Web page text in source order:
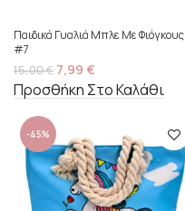
Παιδικά Γυαλιά Μπλε Με Φιόγκους
#7
15,00€ 7,99 €
Προσθήκη Στο Καλάθι
-45%